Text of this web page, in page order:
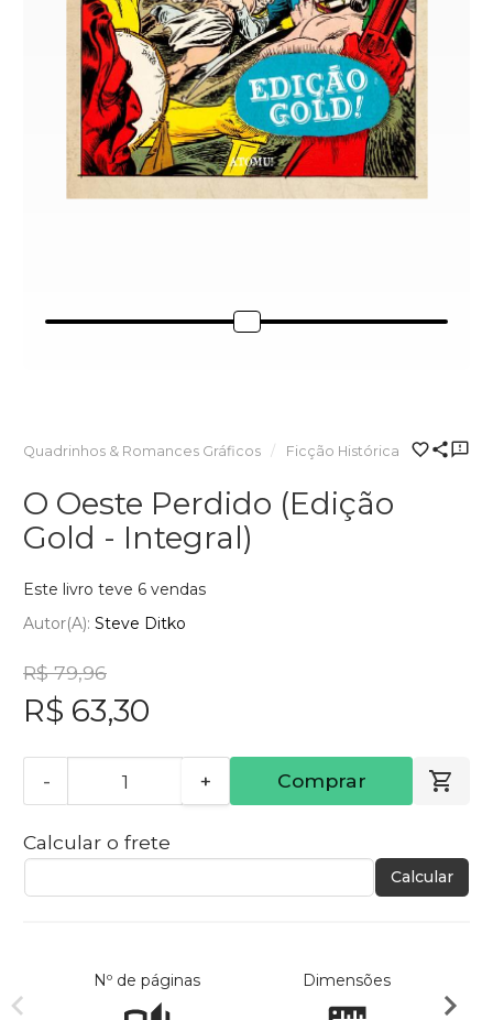
Quadrinhos & Romances Gráficos Ficção Histórica
O Oeste Perdido (Edição
Gold - Integral)
Este livro teve 6 vendas
Autor(a): Steve Ditko
R$ 79,96
R$ 63,30
- + Comprar
Calcular o frete
Calcular
Nº de páginas Dimensões